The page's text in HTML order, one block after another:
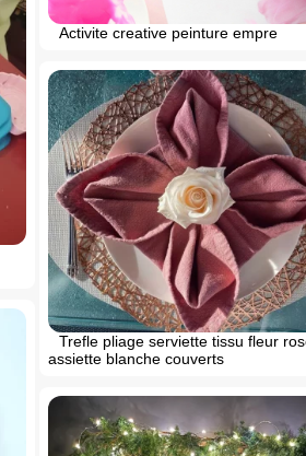
Activite creative peinture empre
Trefle pliage serviette tissu fleur
assiette blanche couverts